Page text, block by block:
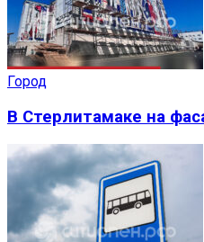
Город
В Стерлитамаке на